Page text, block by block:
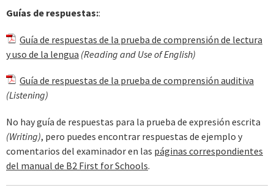
Guías de respuestas::
Guía de respuestas de la prueba de comprensión de lectura
y uso de la lengua (Reading and Use of English)
Guía de respuestas de la prueba de comprensión auditiva
(Listening)
No hay guía de respuestas para la prueba de expresión escrita
(Writing), pero puedes encontrar respuestas de ejemplo y
comentarios del examinador en las páginas correspondientes
del manual de B2 First for Schools.